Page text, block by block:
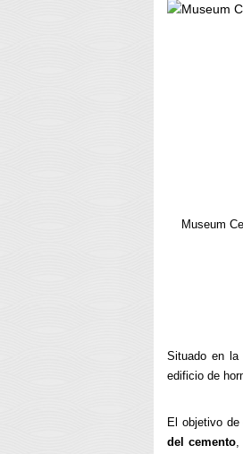
Museum
Situado en la
edificio de
El objetivo
del cemento,